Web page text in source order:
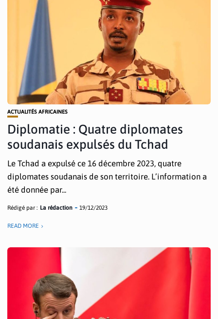
ACTUALITÉS AFRICAINES
Diplomatie : Quatre diplomates
soudanais expulsés du Tchad
Le Tchad a expulsé ce 16 décembre 2023, quatre
diplomates soudanais de son territoire. L’information a
été donnée par...
Rédigé par : La rédaction 19/12/2023
READ MORE